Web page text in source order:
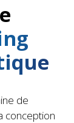
de
conception